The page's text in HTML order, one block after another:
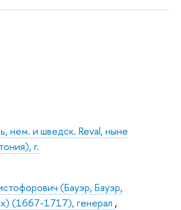
нем. и шведск. Reval, ныне
г.
(Бауэр, Бауэр,
(1667-1717), генерал ,